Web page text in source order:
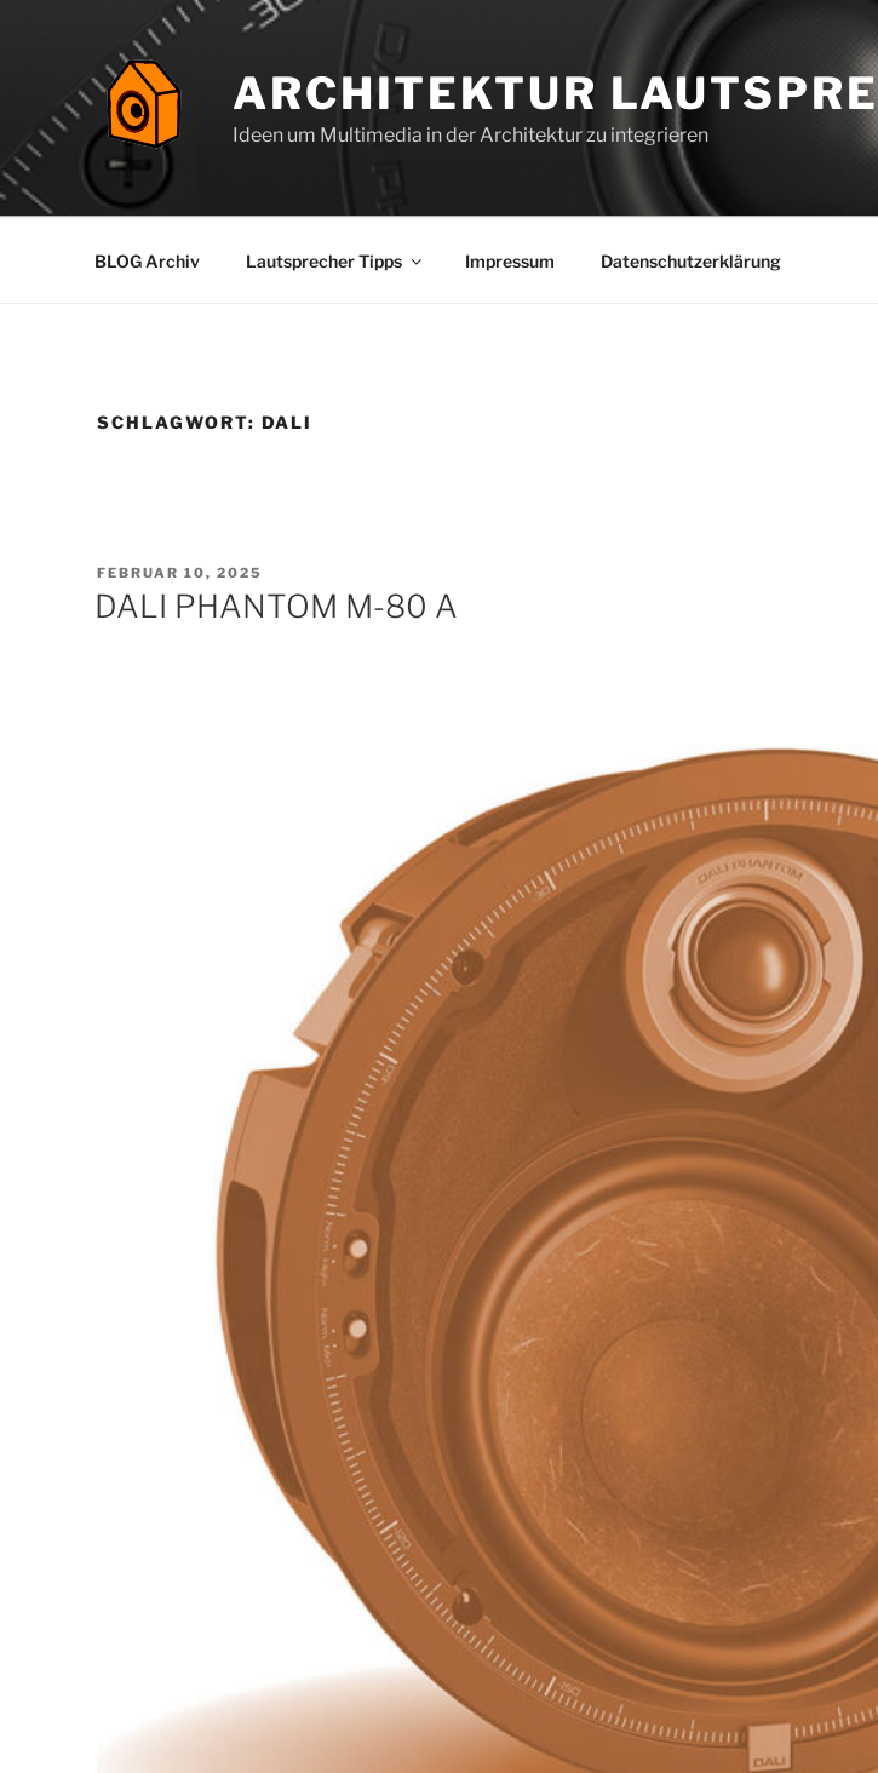
ARCHITEKTUR
Ideen um Multimedia in der Architektur zu integrieren
BLOG Archiv Lautsprecher Tipps Impressum Datenschutzerklärung
SCHLAGWORT: DALI
VERÖFFENTLICHT
AM
FEBRUAR 10, 2025
DALI PHANTOM M-80 A